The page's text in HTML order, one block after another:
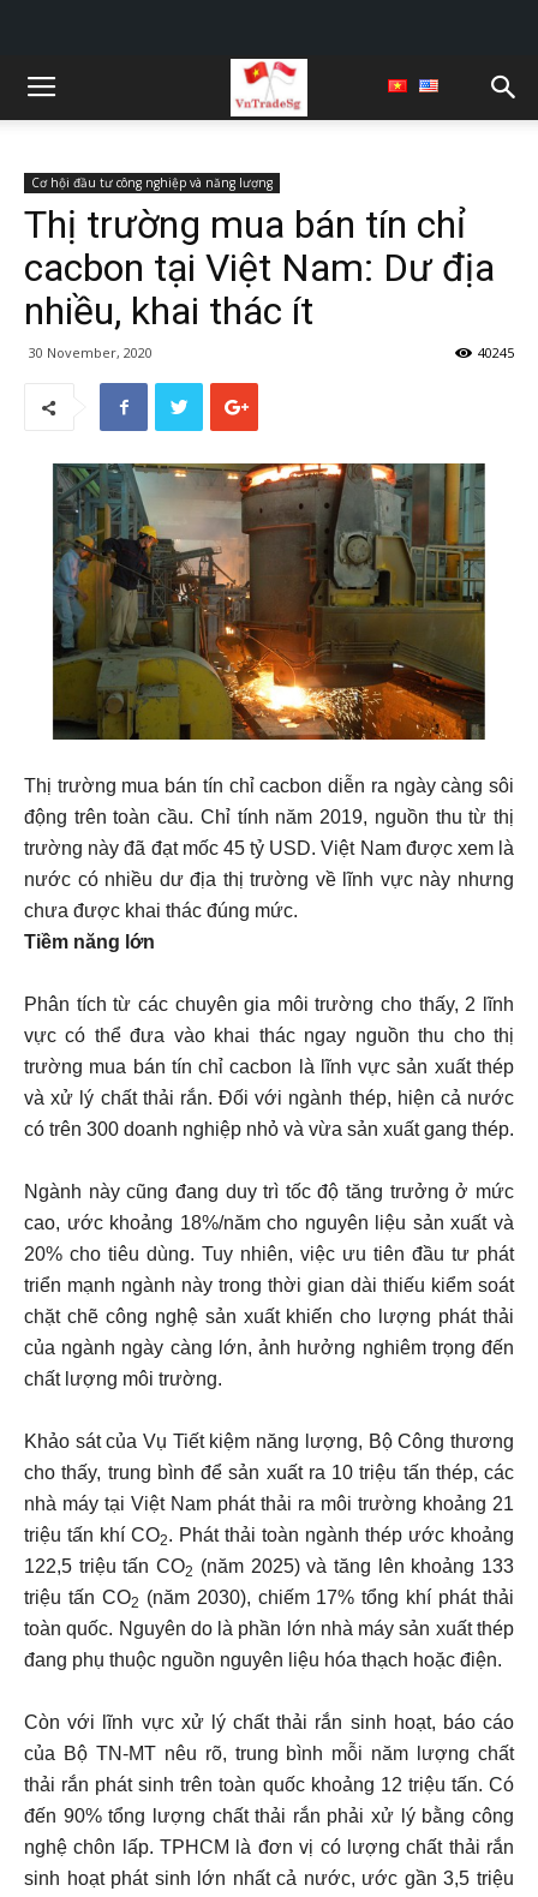
Cơ hội đầu tư công nghiệp và năng lượng
Thị trường mua bán tín chỉ
cacbon tại Việt Nam: Dư địa
nhiều, khai thác ít
30 November, 2020 40245
Thị trường mua bán tín chỉ cacbon diễn ra ngày càng sôi
động trên toàn cầu. Chỉ tính năm 2019, nguồn thu từ thị
trường này đã đạt mốc 45 tỷ USD. Việt Nam được xem là
nước có nhiều dư địa thị trường về lĩnh vực này nhưng
chưa được khai thác đúng mức.
Tiềm năng lớn
Phân tích từ các chuyên gia môi trường cho thấy, 2 lĩnh
vực có thể đưa vào khai thác ngay nguồn thu cho thị
trường mua bán tín chỉ cacbon là lĩnh vực sản xuất thép
và xử lý chất thải rắn. Đối với ngành thép, hiện cả nước
có trên 300 doanh nghiệp nhỏ và vừa sản xuất gang thép.
Ngành này cũng đang duy trì tốc độ tăng trưởng ở mức
cao, ước khoảng 18%/năm cho nguyên liệu sản xuất và
20% cho tiêu dùng. Tuy nhiên, việc ưu tiên đầu tư phát
triển mạnh ngành này trong thời gian dài thiếu kiểm soát
chặt chẽ công nghệ sản xuất khiến cho lượng phát thải
của ngành ngày càng lớn, ảnh hưởng nghiêm trọng đến
chất lượng môi trường.
Khảo sát của Vụ Tiết kiệm năng lượng, Bộ Công thương
cho thấy, trung bình để sản xuất ra 10 triệu tấn thép, các
nhà máy tại Việt Nam phát thải ra môi trường khoảng 21
triệu tấn khí CO2. Phát thải toàn ngành thép ước khoảng
122,5 triệu tấn CO2 (năm 2025) và tăng lên khoảng 133
triệu tấn CO2 (năm 2030), chiếm 17% tổng khí phát thải
toàn quốc. Nguyên do là phần lớn nhà máy sản xuất thép
đang phụ thuộc nguồn nguyên liệu hóa thạch hoặc điện.
Còn với lĩnh vực xử lý chất thải rắn sinh hoạt, báo cáo
của Bộ TN-MT nêu rõ, trung bình mỗi năm lượng chất
thải rắn phát sinh trên toàn quốc khoảng 12 triệu tấn. Có
đến 90% tổng lượng chất thải rắn phải xử lý bằng công
nghệ chôn lấp. TPHCM là đơn vị có lượng chất thải rắn
sinh hoạt phát sinh lớn nhất cả nước, ước gần 3,5 triệu